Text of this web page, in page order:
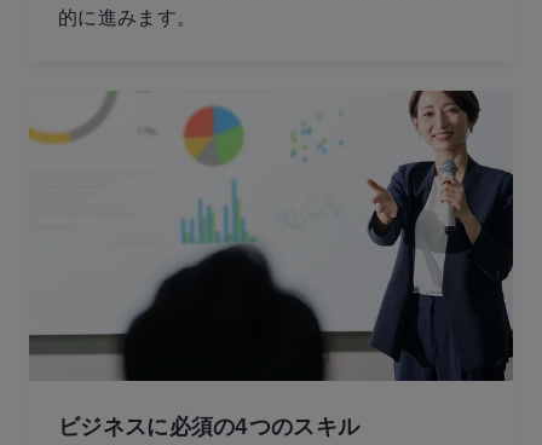
的に進みます。
ビジネスに必須の4つのスキル